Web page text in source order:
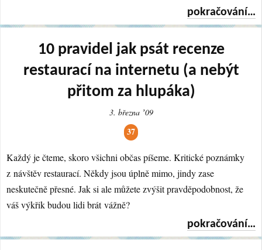
pokračování…
10 pravidel jak psát recenze
restaurací na internetu (a nebýt
přitom za hlupáka)
3. března ʼ09
37
Každý je čteme, skoro všichni občas píšeme. Kritické poznámky
z návštěv restaurací. Někdy jsou úplně mimo, jindy zase
neskutečně přesné. Jak si ale můžete zvýšit pravděpodobnost, že
váš výkřik budou lidi brát vážně?
pokračování…